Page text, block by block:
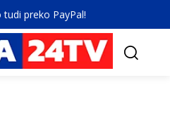
preko PayPal!